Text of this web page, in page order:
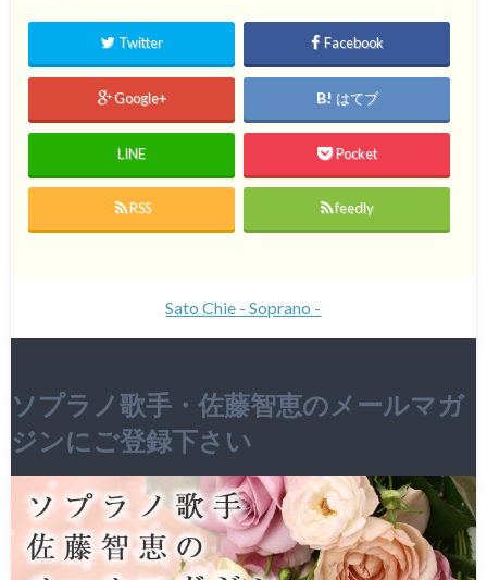
Twitter Facebook
Google+ はてブ
LINE Pocket
RSS feedly
Sato Chie - Soprano -
ソプラノ歌手・佐藤智恵のメールマガ
ジンにご登録下さい